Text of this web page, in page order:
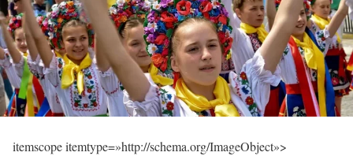
itemscope itemtype=»http://schema.org/ImageObject»>